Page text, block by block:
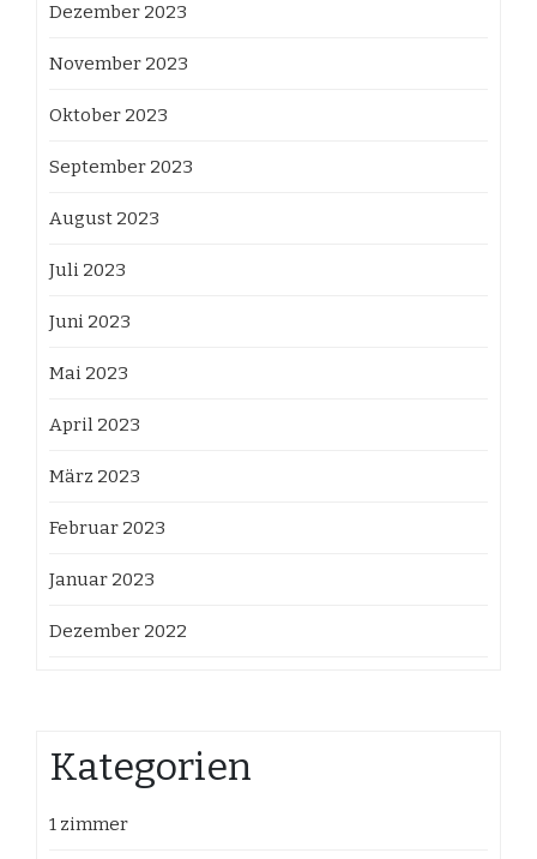
Dezember 2023
November 2023
Oktober 2023
September 2023
August 2023
Juli 2023
Juni 2023
Mai 2023
April 2023
März 2023
Februar 2023
Januar 2023
Dezember 2022
Kategorien
1 zimmer